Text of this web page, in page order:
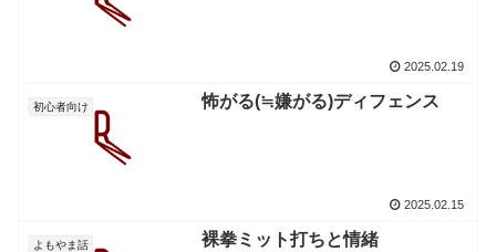
2025.02.19
初心者向け 怖がる(≒嫌がる)ディフェンス
2025.02.15
よもやま話 裸拳ミット打ちと情緒